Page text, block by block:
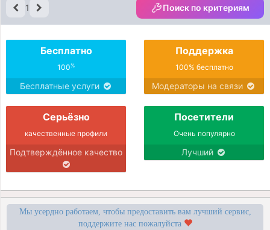
1 Поиск по критериям
Бесплатно
100%
Бесплатные услуги
Поддержка
100% бесплатно
Модераторы на связи
Серьёзно
качественные профили
Подтверждённое качество
Посетители
Очень популярно
Лучший
Мы усердно работаем, чтобы предоставить вам лучший сервис,
поддержите нас пожалуйста